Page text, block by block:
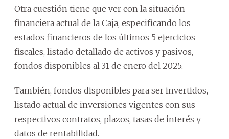
Otra cuestión tiene que ver con la situación
financiera actual de la Caja, especificando los
estados financieros de los últimos 5 ejercicios
fiscales, listado detallado de activos y pasivos,
fondos disponibles al 31 de enero del 2025.
También, fondos disponibles para ser invertidos,
listado actual de inversiones vigentes con sus
respectivos contratos, plazos, tasas de interés y
datos de rentabilidad.